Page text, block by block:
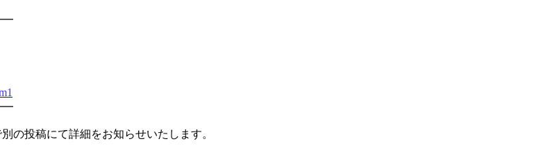
の投稿にて詳細をお知らせいたします。